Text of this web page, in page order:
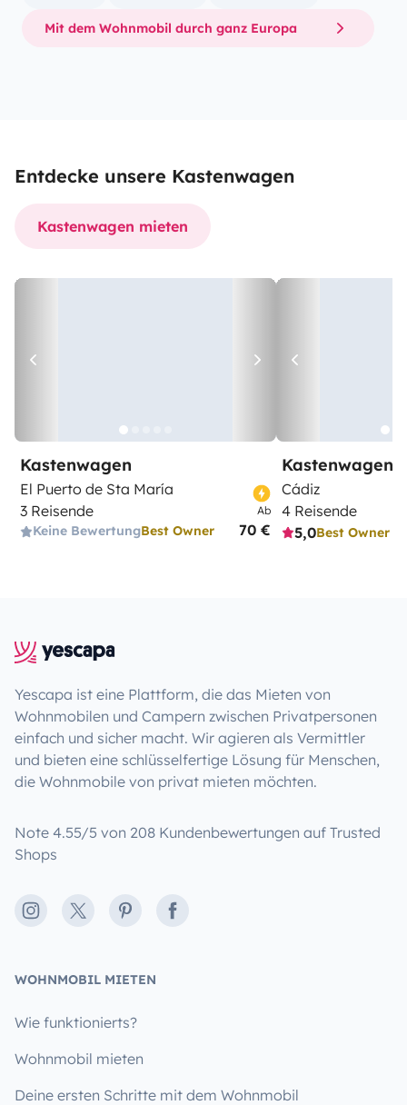
Mit dem Wohnmobil durch ganz Europa
Entdecke unsere Kastenwagen
Kastenwagen mieten
Kastenwagen
El Puerto de Sta María
3 Reisende
Keine BewertungBest Owner
Ab
70 €
Kastenwagen
Cádiz
4 Reisende
5,0Best Owner
Yescapa ist eine Plattform, die das Mieten von
Wohnmobilen und Campern zwischen Privatpersonen
einfach und sicher macht. Wir agieren als Vermittler
und bieten eine schlüsselfertige Lösung für Menschen,
die Wohnmobile von privat mieten möchten.
Note 4.55/5 von 208 Kundenbewertungen auf Trusted
Shops
Instagram
X PinterestFacebook
WOHNMOBIL MIETEN
Wie funktionierts?
Wohnmobil mieten
Deine ersten Schritte mit dem Wohnmobil